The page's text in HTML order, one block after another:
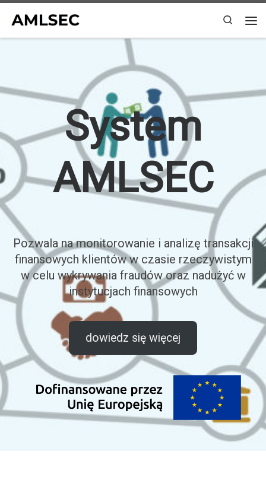
Przejdź do treści
Search
System
AMLSEC
Pozwala na monitorowanie i analizę transakcji
finansowych klientów w czasie rzeczywistym
w celu wykrywania fraudów oraz nadużyć w
instytucjach finansowych
dowiedz się więcej